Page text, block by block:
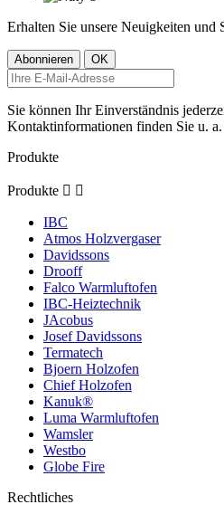
Erhalten Sie unsere Neuigkeiten und
Sie können Ihr Einverständnis
Kontaktinformationen finden Sie u.
Produkte
Produkte  
IBC
Atmos Holzvergaser
Davidssons
Drooff
Falco Warmluftofen
IBC-Heiztechnik
JAcobus
Josef Davidssons
Termatech
Bjoern Holzofen
Chief Holzofen
Kanuk®
Luma Warmluftofen
Wamsler
Westbo
Globe Fire
Rechtliches